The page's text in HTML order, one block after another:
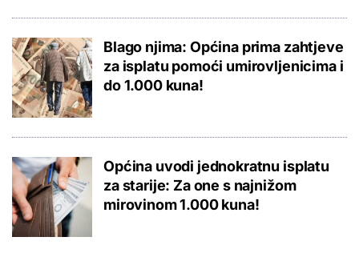
Blago njima: Općina prima zahtjeve
za isplatu pomoći umirovljenicima i
do 1.000 kuna!
Općina uvodi jednokratnu isplatu
za starije: Za one s najnižom
mirovinom 1.000 kuna!